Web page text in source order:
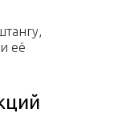
её